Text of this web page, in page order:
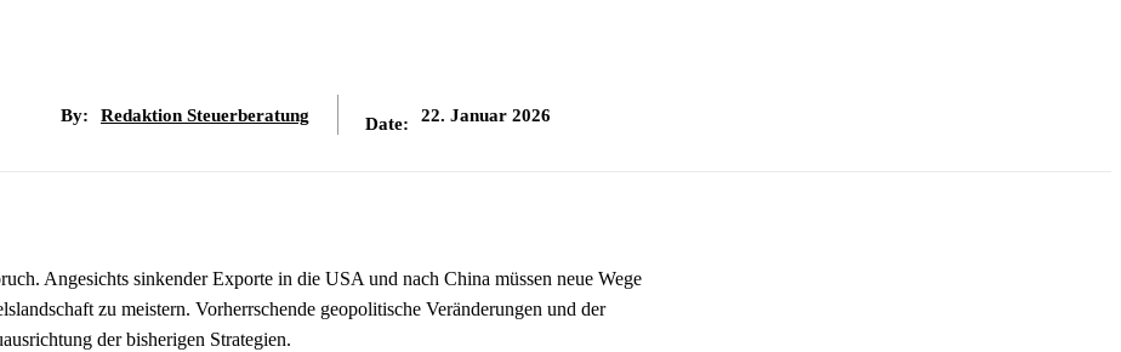
By: Redaktion Steuerberatung Date: 22. Januar 2026
Angesichts sinkender Exporte in die USA und nach China müssen neue Wege
zu meistern. Vorherrschende geopolitische Veränderungen und der
der bisherigen Strategien.